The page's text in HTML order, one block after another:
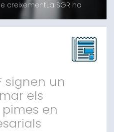
creixementLa SGR ha
avalades per l’entitat
milions de finançament
de Catalunya ha form
signen un
els
en